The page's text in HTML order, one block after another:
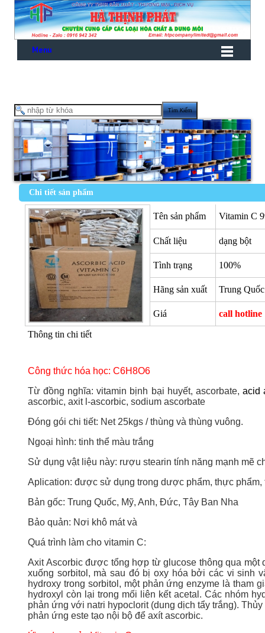
Menu
Chi tiết sản phẩm
Tên sản phẩm Vitamin C
Chất liệu dạng bột
Tình trạng 100%
Hãng sản xuất Trung Quốc
Giá call hotline
Thông tin chi tiết
Công thức hóa học: C6H8O6
Từ đồng nghĩa: vitamin bịnh bại huyết, ascorbate, acid
ascorbic, axit l-ascorbic, sodium ascorbate
Đóng gói chi tiết: Net 25kgs / thùng và thùng vuông.
Ngoại hình: tinh thể màu trắng
Sử dụng vật liệu này: rượu stearin tính năng mạnh mẽ
Aplication: được sử dụng trong dược phẩm, thực phẩm,
Bản gốc: Trung Quốc, Mỹ, Anh, Đức, Tây Ban Nha
Bảo quản: Nơi khô mát và
Quá trình làm cho vitamin C:
Axit Ascorbic được tổng hợp từ glucose thông qua
xuống sorbitol, mà sau đó bị oxy hóa bởi các vi sinh
hydroxy trong sorbitol, một phản ứng enzyme là tham
hydroxyl còn lại trong mối liên kết acetal. Các nhóm
phản ứng với natri hypoclorit (dung dịch tẩy trắng).
phản ứng este tạo nội bộ để axít ascorbic.